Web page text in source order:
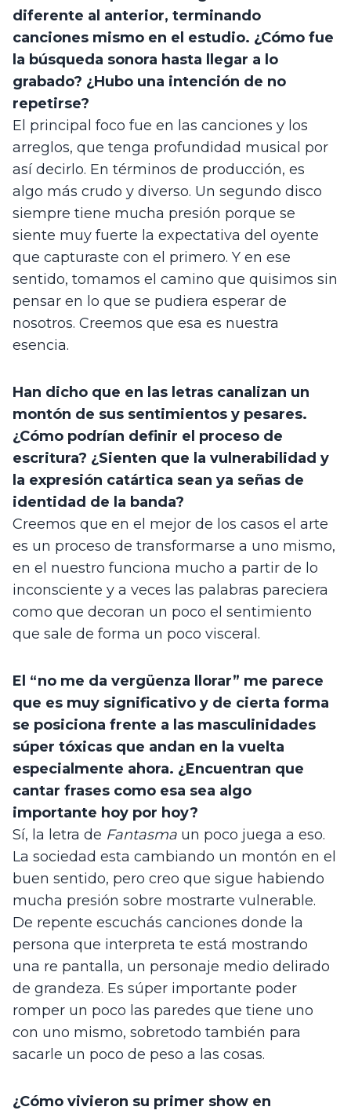
diferente al anterior, terminando
canciones mismo en el estudio. ¿Cómo fue
la búsqueda sonora hasta llegar a lo
grabado? ¿Hubo una intención de no
repetirse?
El principal foco fue en las canciones y los
arreglos, que tenga profundidad musical por
así decirlo. En términos de producción, es
algo más crudo y diverso. Un segundo disco
siempre tiene mucha presión porque se
siente muy fuerte la expectativa del oyente
que capturaste con el primero. Y en ese
sentido, tomamos el camino que quisimos sin
pensar en lo que se pudiera esperar de
nosotros. Creemos que esa es nuestra
esencia.
Han dicho que en las letras canalizan un
montón de sus sentimientos y pesares.
¿Cómo podrían definir el proceso de
escritura? ¿Sienten que la vulnerabilidad y
la expresión catártica sean ya señas de
identidad de la banda?
Creemos que en el mejor de los casos el arte
es un proceso de transformarse a uno mismo,
en el nuestro funciona mucho a partir de lo
inconsciente y a veces las palabras pareciera
como que decoran un poco el sentimiento
que sale de forma un poco visceral.
El “no me da vergüenza llorar” me parece
que es muy significativo y de cierta forma
se posiciona frente a las masculinidades
súper tóxicas que andan en la vuelta
especialmente ahora. ¿Encuentran que
cantar frases como esa sea algo
importante hoy por hoy?
Sí, la letra de Fantasma un poco juega a eso.
La sociedad esta cambiando un montón en el
buen sentido, pero creo que sigue habiendo
mucha presión sobre mostrarte vulnerable.
De repente escuchás canciones donde la
persona que interpreta te está mostrando
una re pantalla, un personaje medio delirado
de grandeza. Es súper importante poder
romper un poco las paredes que tiene uno
con uno mismo, sobretodo también para
sacarle un poco de peso a las cosas.
¿Cómo vivieron su primer show en